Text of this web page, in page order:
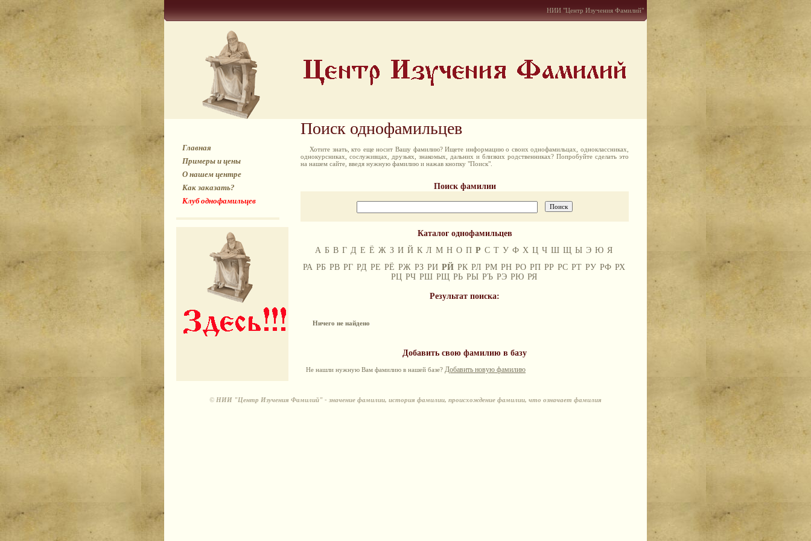
НИИ "Центр Изучения Фамилий"
Главная
Примеры и цены
О нашем центре
Как заказать?
Клуб однофамильцев
Поиск однофамильцев
Хотите знать, кто еще носит Вашу фамилию? Ищете информацию о своих однофамильцах, одноклассниках,
однокурсниках, сослуживцах, друзьях, знакомых, дальних и близких родственниках? Попробуйте сделать это
на нашем сайте, введя нужную фамилию и нажав кнопку "Поиск".
Поиск фамилии
Каталог однофамильцев
А Б В Г Д Е Ё Ж З И Й К Л М Н О П Р С Т У Ф Х Ц Ч Ш Щ Ы Э Ю Я
РА РБ РВ РГ РД РЕ РЁ РЖ РЗ РИ РЙ РК РЛ РМ РН РО РП РР РС РТ РУ РФ РХ
РЦ РЧ РШ РЩ РЬ РЫ РЪ РЭ РЮ РЯ
Результат поиска:
Ничего не найдено
Добавить свою фамилию в базу
Не нашли нужную Вам фамилию в нашей базе? Добавить новую фамилию
© НИИ "Центр Изучения Фамилий" - значение фамилии, история фамилии, происхождение фамилии, что означает фамилия